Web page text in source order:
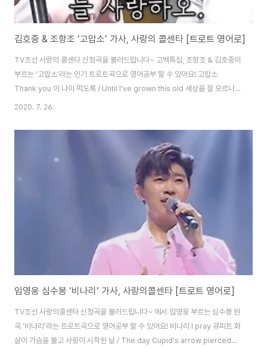
김호중 & 조항조 ‘고맙소’ 가사, 사랑의 콜센타 [트로트 영어로]
TV조선 사랑의 콜센타 신청곡을 불러드립니다~ 고백특집, 조항조 & 김호중이
부르는 ‘고맙소’라는 인기 트로트곡으로 영어공부 할 수 있어요! 고맙소
Thank you 이 나이 먹도록 / Until I’ve grown this old 세상을 잘 모르나
보다 / I must not the world well 진심을 다해도 나에게 상처를 주네 /
grown this old 사람을 잘 모르나 보다 / I must not know people well
사람은 보여도 마음은 보이질 않아 / I can see people but not their
hearts 이 나이 되어서 / At this age 그래도 ..
2020. 7. 26.
임영웅 심수봉 ‘비나리’ 가사, 사랑의콜센타 [트로트 영어로]
TV조선 사랑의콜센타 신청곡을 불러드립니다~ 에서 임영웅 부르는 심수봉 원
곡 ‘비나리’라는 트로트곡으로 영어공부 할 수 있어요! 비나리 I pray 큐피트 화
살이 가슴을 뚫고 사랑이 시작된 날 / The day Cupid's arrow pierced